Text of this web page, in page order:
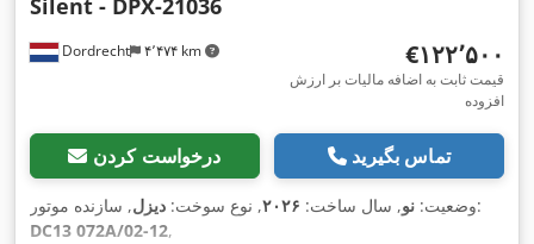
Dordrecht ۴٬۴۷۴ km
Silent - DPX-21036
‎€۱۲۲٬۵۰۰
قیمت ثابت به اضافه مالیات بر ارزش
افزوده
درخواست کردن تماس بگیرید
وضعیت: نو, سال ساخت: ۲۰۲۶, نوع سوخت: دیزل
, سازنده موتور:
DC13 072A/02-12,